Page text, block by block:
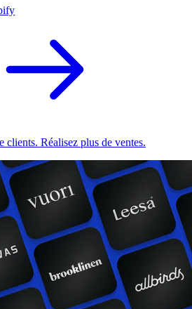
clients. Réalisez plus de ventes.